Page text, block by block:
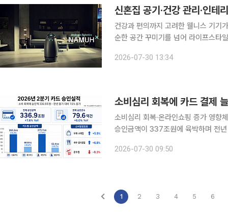
건강과 편의까지 고려한 웰니스 기기
순한 공간 꾸미기를 넘어 라이프스타
2026-07-30 13:34
소비심리 회복에 카드 결제
소비심리 회복·온라인쇼핑 증가 영향체크카
승인금액이 337조원에 육박하며 전
일 여신금융협회 여신금융연구소에
2026-07-30 09:50
1 2 3 4 5 6